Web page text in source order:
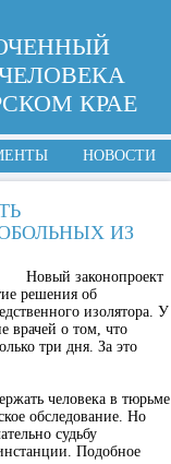
КРАЕ
НОВОСТИ
ИЗ
Новый законопроект
решения об
изолятора. У
врачей о том, что
три дня. За это
человека в тюрьме
обследование. Но
судьбу
Подобное